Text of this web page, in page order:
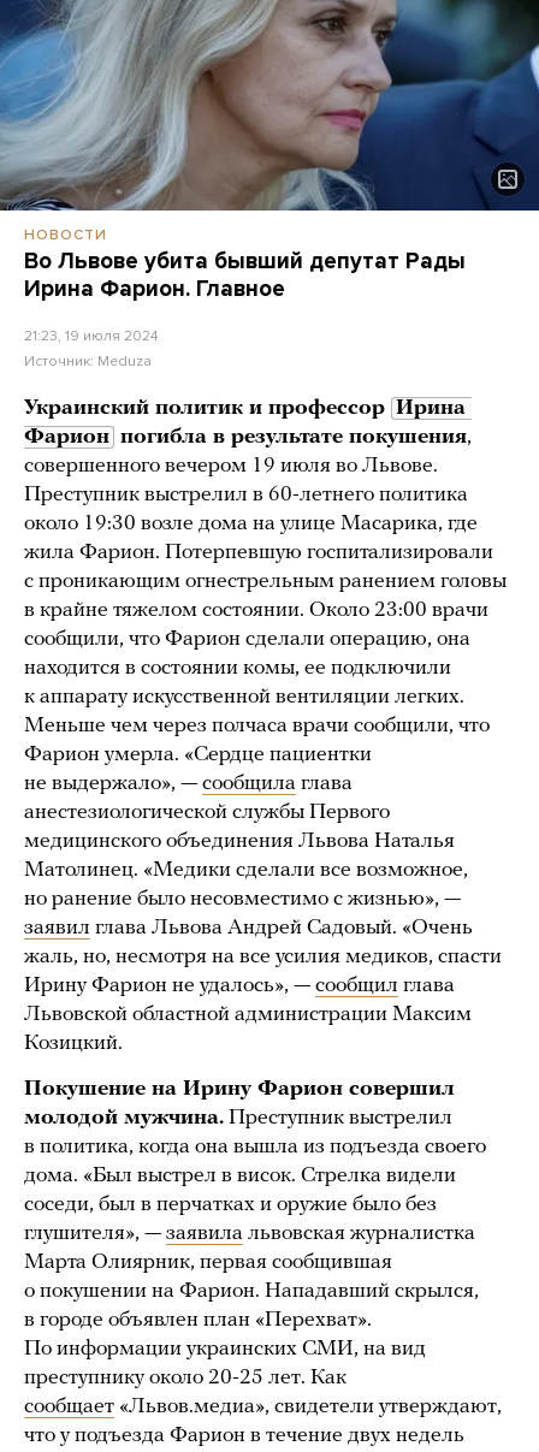
НОВОСТИ
Во Львове убита бывший депутат Рады
Ирина Фарион. Главное
21:23, 19 июля 2024
Источник: Meduza
Украинский политик и профессор Ирина
Фарион погибла в результате покушения,
совершенного вечером 19 июля во Львове.
Преступник выстрелил в 60-летнего политика
около 19:30 возле дома на улице Масарика, где
жила Фарион. Потерпевшую госпитализировали
с проникающим огнестрельным ранением головы
в крайне тяжелом состоянии. Около 23:00 врачи
сообщили, что Фарион сделали операцию, она
находится в состоянии комы, ее подключили
к аппарату искусственной вентиляции легких.
Меньше чем через полчаса врачи сообщили, что
Фарион умерла. «Сердце пациентки
не выдержало», — сообщила глава
анестезиологической службы Первого
медицинского объединения Львова Наталья
Матолинец. «Медики сделали все возможное,
но ранение было несовместимо с жизнью», —
заявил глава Львова Андрей Садовый. «Очень
жаль, но, несмотря на все усилия медиков, спасти
Ирину Фарион не удалось», — сообщил глава
Львовской областной администрации Максим
Козицкий.
Покушение на Ирину Фарион совершил
молодой мужчина. Преступник выстрелил
в политика, когда она вышла из подъезда своего
дома. «Был выстрел в висок. Стрелка видели
соседи, был в перчатках и оружие было без
глушителя», — заявила львовская журналистка
Марта Олиярник, первая сообщившая
о покушении на Фарион. Нападавший скрылся,
в городе объявлен план «Перехват».
По информации украинских СМИ, на вид
преступнику около 20-25 лет. Как
сообщает «Львов.медиа», свидетели утверждают,
что у подъезда Фарион в течение двух недель